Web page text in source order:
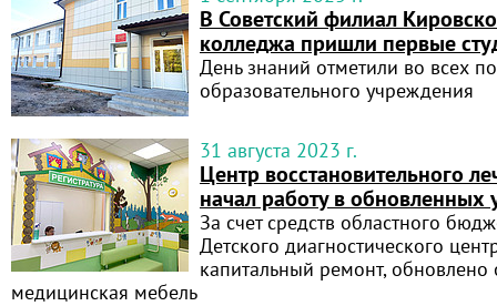
В Советский филиал
колледжа пришли первые
День знаний отметили во всех
образовательного учреждения
31 августа 2023 г.
Центр восстановительного
начал работу в обновленных
За счет средств областного
Детского диагностического
капитальный ремонт,
медицинская мебель